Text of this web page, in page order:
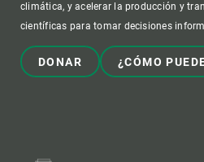
climática, y acelerar la producción y
científicas para tomar decisiones
DONAR ¿CÓMO